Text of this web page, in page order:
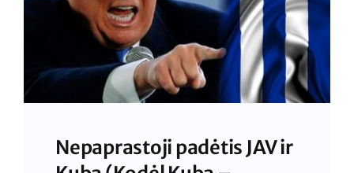
Nepaprastoji padėtis JAV ir